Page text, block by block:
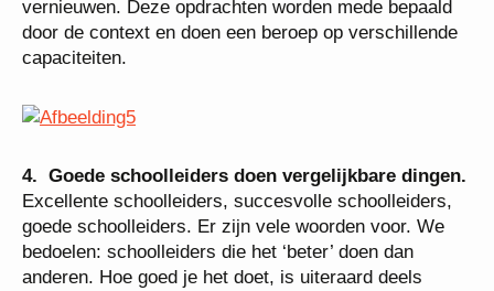
vernieuwen. Deze opdrachten worden mede bepaald
door de context en doen een beroep op verschillende
capaciteiten.
4. Goede schoolleiders doen vergelijkbare dingen.
Excellente schoolleiders, succesvolle schoolleiders,
goede schoolleiders. Er zijn vele woorden voor. We
bedoelen: schoolleiders die het ‘beter’ doen dan
anderen. Hoe goed je het doet, is uiteraard deels